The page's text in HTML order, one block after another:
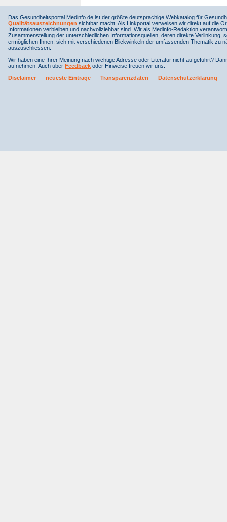
Das Gesundheitsportal Medinfo.de ist der größte deutsprachige Webkatalog für
Qualitätsauszeichnungen sichtbar macht. Als Linkportal verweisen wir direkt auf die
Informationen verbleiben und nachvollziehbar sind. Wir als Medinfo-Redaktion
Zusammenstellung der unterschiedlichen Informationsquellen, deren direkte
ermöglichen Ihnen, sich mit verschiedenen Blickwinkeln der umfassenden Thematik
auszuschliessen.
Wir haben eine Ihrer Meinung nach wichtige Adresse oder Literatur nicht aufgeführt?
aufnehmen. Auch über Feedback oder Hinweise freuen wir uns.
Disclaimer - neueste Einträge - Transparenzdaten - Datenschutzerklärung -